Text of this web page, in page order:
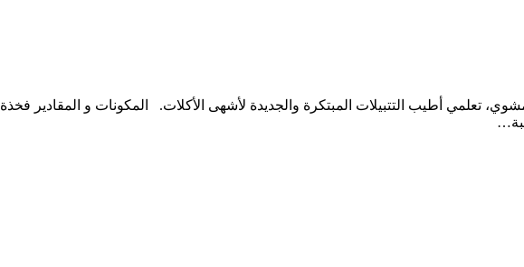
تعلمي أطيب التتبيلات المبتكرة والجديدة لأشهى الأكلات. المكونات و المقادير فخذة